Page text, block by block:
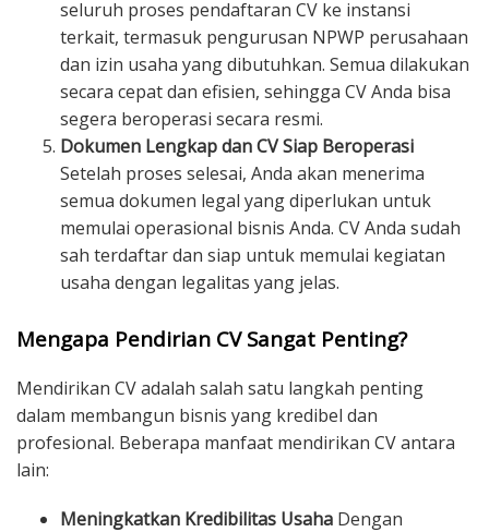
seluruh proses pendaftaran CV ke instansi
terkait, termasuk pengurusan NPWP perusahaan
dan izin usaha yang dibutuhkan. Semua dilakukan
secara cepat dan efisien, sehingga CV Anda bisa
segera beroperasi secara resmi.
Dokumen Lengkap dan CV Siap Beroperasi
Setelah proses selesai, Anda akan menerima
semua dokumen legal yang diperlukan untuk
memulai operasional bisnis Anda. CV Anda sudah
sah terdaftar dan siap untuk memulai kegiatan
usaha dengan legalitas yang jelas.
Mengapa Pendirian CV Sangat Penting?
Mendirikan CV adalah salah satu langkah penting
dalam membangun bisnis yang kredibel dan
profesional. Beberapa manfaat mendirikan CV antara
lain:
Meningkatkan Kredibilitas Usaha Dengan